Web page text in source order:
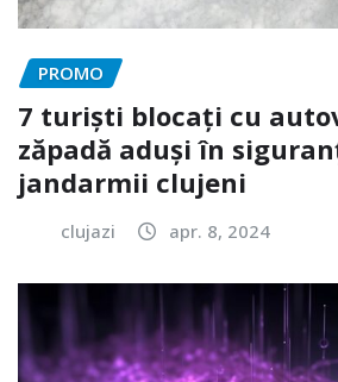
PROMO
7 turiști blocați cu
zăpadă aduși în
jandarmii clujeni
clujazi apr. 8, 2024